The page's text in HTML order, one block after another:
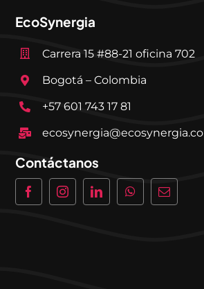
EcoSynergia
Carrera 15 #88-21 oficina 702
Bogotá – Colombia
+57 601 743 17 81
ecosynergia@ecosynergia.co
Contáctanos